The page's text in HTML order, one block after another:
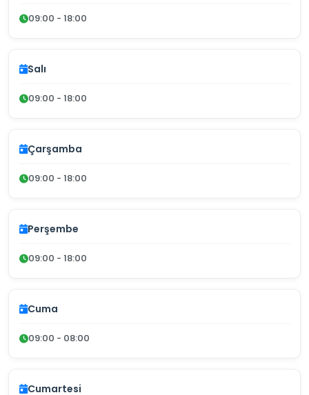
09:00 - 18:00
Salı
09:00 - 18:00
Çarşamba
09:00 - 18:00
Perşembe
09:00 - 18:00
Cuma
09:00 - 08:00
Cumartesi